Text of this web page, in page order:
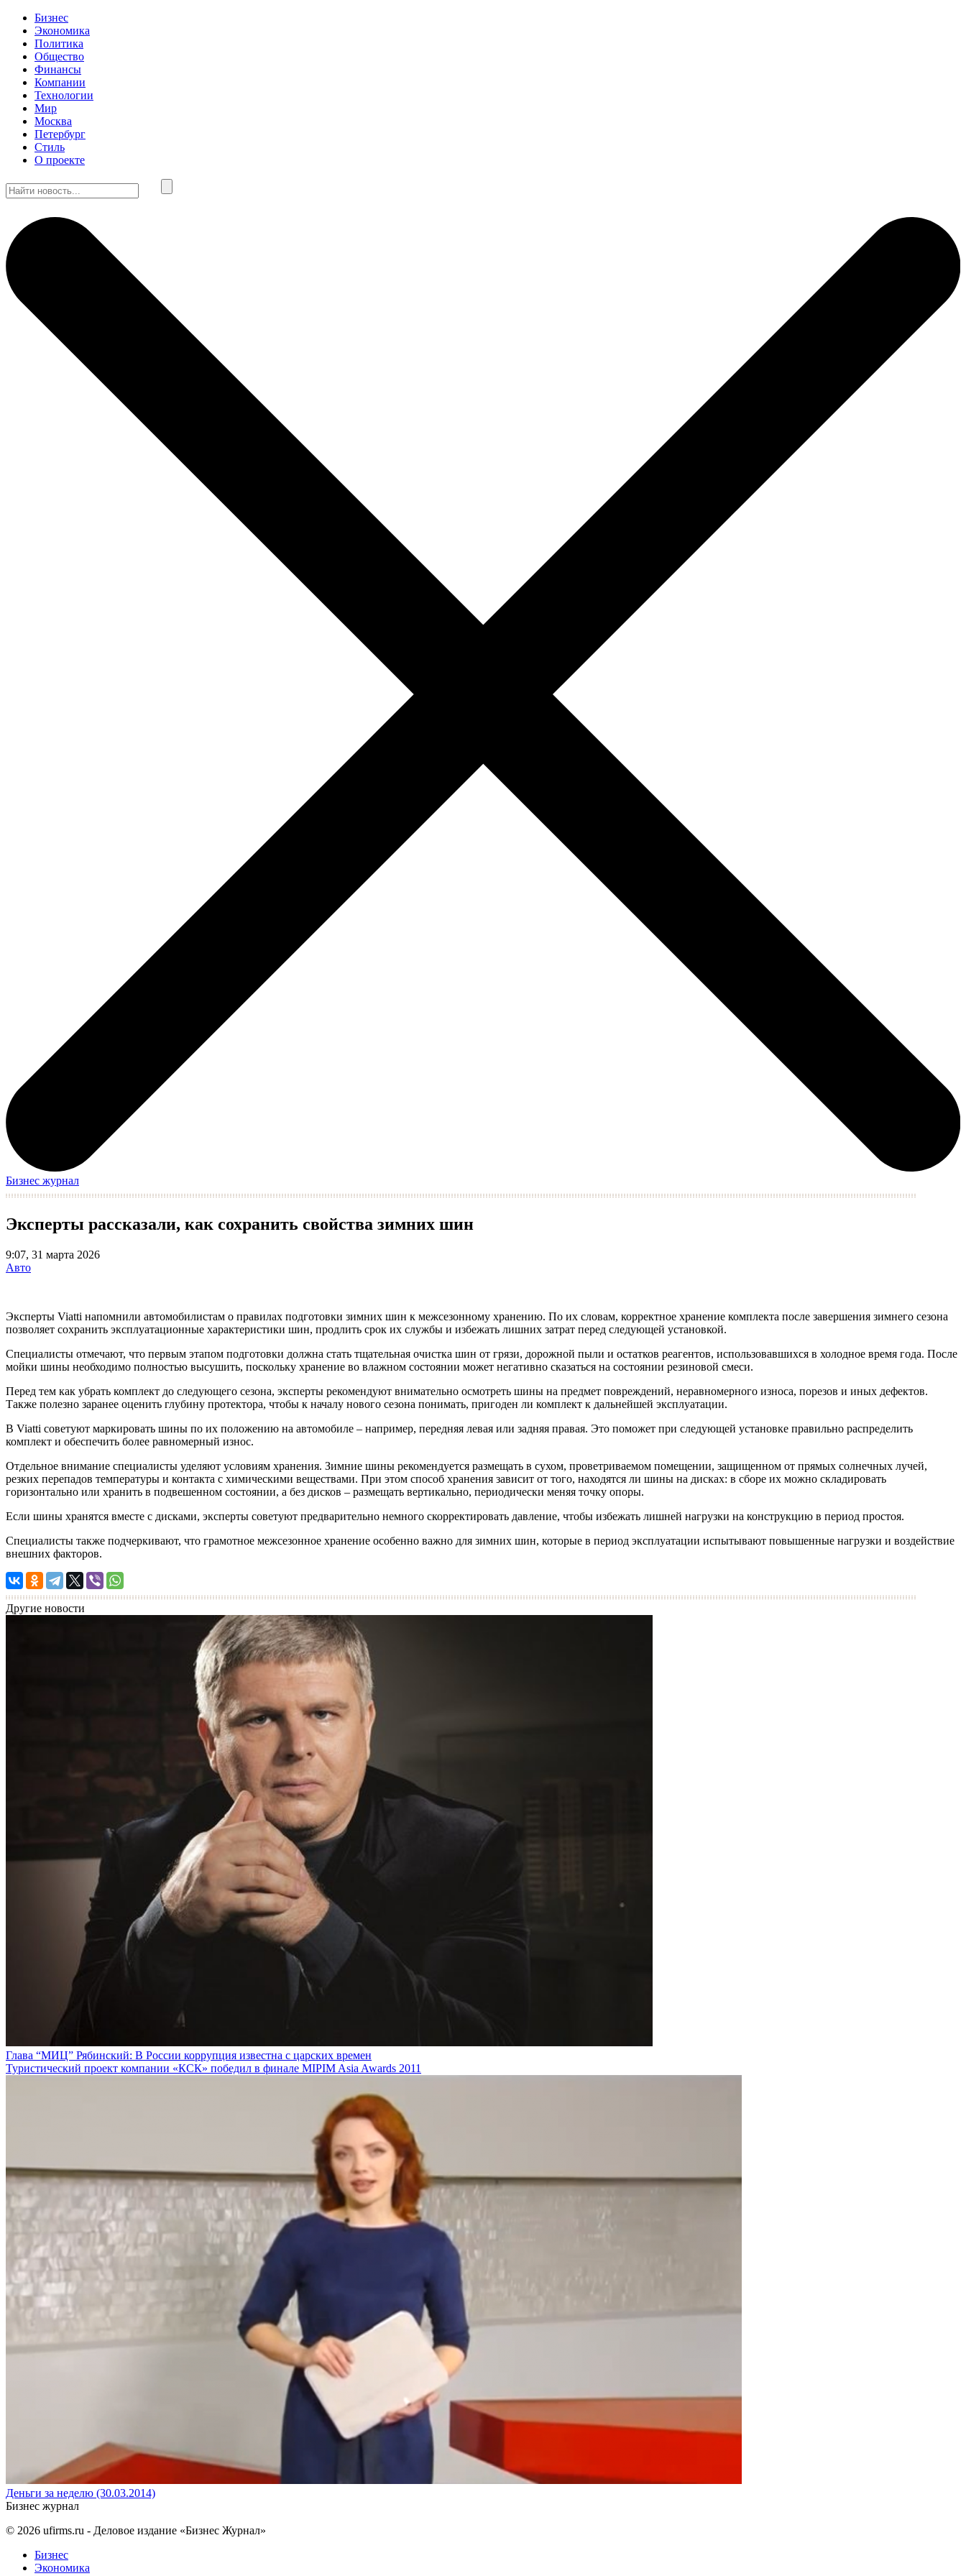
Бизнес
Экономика
Политика
Общество
Финансы
Компании
Технологии
Мир
Москва
Петербург
Стиль
О проекте
Бизнес журнал
Эксперты рассказали, как сохранить свойства зимних шин
9:07, 31 марта 2026
Авто
Эксперты Viatti напомнили автомобилистам о правилах подготовки зимних шин к межсезонному хранению. По их словам, корректное хранение комплекта после завершения зимнего сезона
позволяет сохранить эксплуатационные характеристики шин, продлить срок их службы и избежать лишних затрат перед следующей установкой.
Специалисты отмечают, что первым этапом подготовки должна стать тщательная очистка шин от грязи, дорожной пыли и остатков реагентов, использовавшихся в холодное время года. После
мойки шины необходимо полностью высушить, поскольку хранение во влажном состоянии может негативно сказаться на состоянии резиновой смеси.
Перед тем как убрать комплект до следующего сезона, эксперты рекомендуют внимательно осмотреть шины на предмет повреждений, неравномерного износа, порезов и иных дефектов.
Также полезно заранее оценить глубину протектора, чтобы к началу нового сезона понимать, пригоден ли комплект к дальнейшей эксплуатации.
В Viatti советуют маркировать шины по их положению на автомобиле – например, передняя левая или задняя правая. Это поможет при следующей установке правильно распределить
комплект и обеспечить более равномерный износ.
Отдельное внимание специалисты уделяют условиям хранения. Зимние шины рекомендуется размещать в сухом, проветриваемом помещении, защищенном от прямых солнечных лучей,
резких перепадов температуры и контакта с химическими веществами. При этом способ хранения зависит от того, находятся ли шины на дисках: в сборе их можно складировать
горизонтально или хранить в подвешенном состоянии, а без дисков – размещать вертикально, периодически меняя точку опоры.
Если шины хранятся вместе с дисками, эксперты советуют предварительно немного скорректировать давление, чтобы избежать лишней нагрузки на конструкцию в период простоя.
Специалисты также подчеркивают, что грамотное межсезонное хранение особенно важно для зимних шин, которые в период эксплуатации испытывают повышенные нагрузки и воздействие
внешних факторов.
Другие новости
Глава “МИЦ” Рябинский: В России коррупция известна с царских времен
Туристический проект компании «КСК» победил в финале MIPIM Asia Awards 2011
Деньги за неделю (30.03.2014)
Бизнес журнал
© 2026 ufirms.ru - Деловое издание «Бизнес Журнал»
Бизнес
Экономика